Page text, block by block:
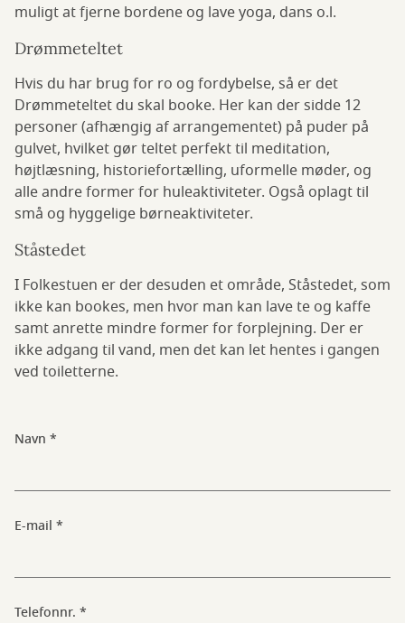
muligt at fjerne bordene og lave yoga, dans o.l.
Drømmeteltet
Hvis du har brug for ro og fordybelse, så er det
Drømmeteltet du skal booke. Her kan der sidde 12
personer (afhængig af arrangementet) på puder på
gulvet, hvilket gør teltet perfekt til meditation,
højtlæsning, historiefortælling, uformelle møder, og
alle andre former for huleaktiviteter. Også oplagt til
små og hyggelige børneaktiviteter.
Ståstedet
I Folkestuen er der desuden et område, Ståstedet, som
ikke kan bookes, men hvor man kan lave te og kaffe
samt anrette mindre former for forplejning. Der er
ikke adgang til vand, men det kan let hentes i gangen
ved toiletterne.
Navn
E-mail
Telefonnr.